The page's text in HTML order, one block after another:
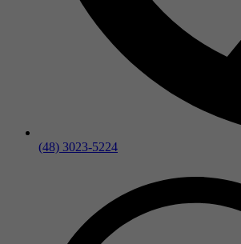
(48) 3023-5224